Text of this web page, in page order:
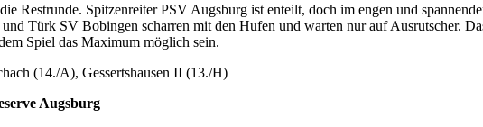
Restrunde. Spitzenreiter PSV Augsburg ist enteilt, doch im engen und
Türk SV Bobingen scharren mit den Hufen und warten nur auf Ausrutscher.
Spiel das Maximum möglich sein.
(14./A), Gessertshausen II (13./H)
Augsburg